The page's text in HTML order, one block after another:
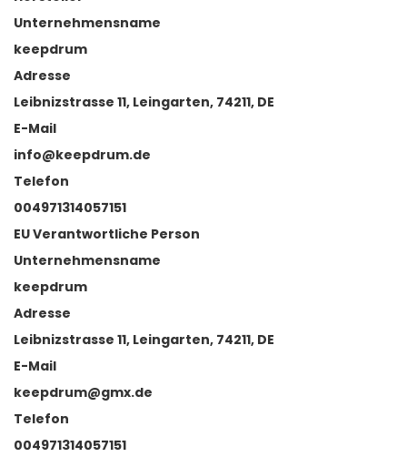
Unternehmensname
keepdrum
Adresse
Leibnizstrasse 11, Leingarten, 74211, DE
E-Mail
info@keepdrum.de
Telefon
004971314057151
EU Verantwortliche Person
Unternehmensname
keepdrum
Adresse
Leibnizstrasse 11, Leingarten, 74211, DE
E-Mail
keepdrum@gmx.de
Telefon
004971314057151